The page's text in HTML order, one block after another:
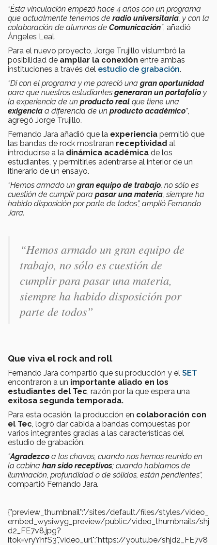
“Ésta vinculación empezó hace 4 años con un programa
que actualmente tenemos de radio universitaria , y con la
colaboración de alumnos de Comunicación”, añadió
Ángeles Leal.
Para el nuevo proyecto, Jorge Trujillo vislumbró la
posibilidad de ampliar la conexión entre ambas
instituciones a través del estudio de grabación.
“Di con el programa y me pareció una gran oportunidad
para que nuestros estudiantes generaran un portafolio y
la experiencia de un producto real que tiene una
exigencia a diferencia de un producto académico”,
agregó Jorge Trujillo.
Fernando Jara añadió que la experiencia permitió que
las bandas de rock mostraran receptividad al
introducirse a la dinámica académica de los
estudiantes, y permitirles adentrarse al interior de un
itinerario de un ensayo.
“Hemos armado un gran equipo de trabajo , no sólo es
cuestión de cumplir para pasar una materia , siempre ha
habido disposición por parte de todos”, amplió Fernando
Jara.
“Hemos armado un gran equipo de
trabajo, no sólo es cuestión de
cumplir para pasar una materia,
siempre ha habido disposición por
parte de todos”
Que viva el rock and roll
Fernando Jara compartió que su producción y el SET
encontraron a un importante aliado en los
estudiantes del Tec , razón por la que espera una
exitosa segunda temporada.
Para esta ocasión, la producción en colaboración con
el Tec , logró dar cabida a bandas compuestas por
varios integrantes gracias a las características del
estudio de grabación.
“Agradezco a los chavos, cuando nos hemos reunido en
la cabina han sido receptivos; cuando hablamos de
iluminación, profundidad o de sólidos, están pendientes”,
compartió Fernando Jara.
{"preview_thumbnail":"/sites/default/files/styles/video_
embed_wysiwyg_preview/public/video_thumbnails/shj
d2_FE7v8.jpg?
itok=vryYhfS3","video_url":"https://youtu.be/shjd2_FE7v8